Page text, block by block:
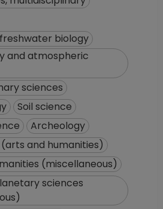
biology
and atmospheric
sciences
Soil science
Archeology
and humanities)
(miscellaneous)
sciences